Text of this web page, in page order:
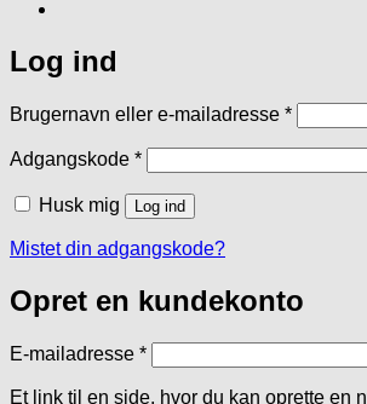
Log ind
Brugernavn eller e-mailadresse *Påkrævet
Adgangskode *Påkrævet
Husk mig Log ind
Mistet din adgangskode?
Opret en kundekonto
E-mailadresse *Påkrævet
Et link til en side, hvor du kan oprette en